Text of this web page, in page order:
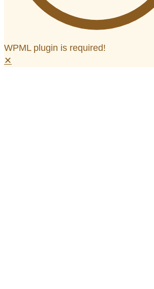
WPML plugin is required!
✕